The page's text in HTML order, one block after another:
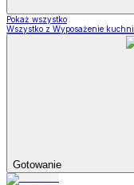
Pokaż wszystko
Wszystko z Wyposażenie kuchni
Gotowanie